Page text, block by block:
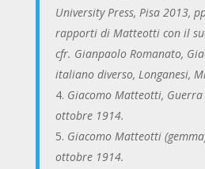
University Press, Pisa 2013,
rapporti di Matteotti con il
cfr. Gianpaolo Romanato,
italiano diverso, Longanesi,
Giacomo Matteotti, Guerra
ottobre 1914.
Giacomo Matteotti
ottobre 1914.